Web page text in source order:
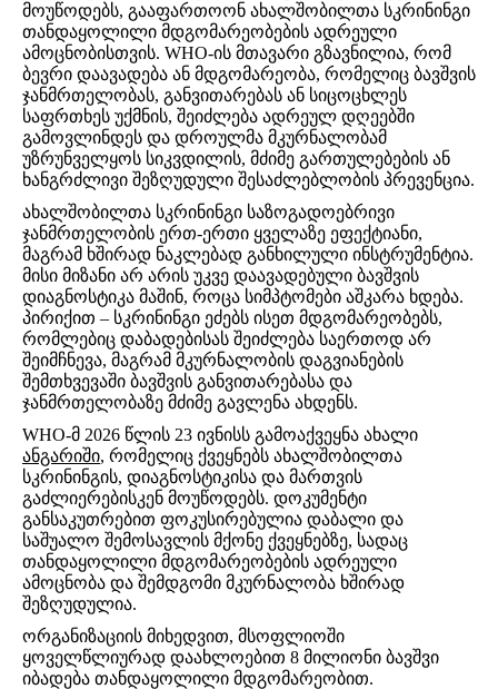
მოუწოდებს, გააფართოონ ახალშობილთა სკრინინგი
თანდაყოლილი მდგომარეობების ადრეული
ამოცნობისთვის. WHO-ის მთავარი გზავნილია, რომ
ბევრი დაავადება ან მდგომარეობა, რომელიც ბავშვის
ჯანმრთელობას, განვითარებას ან სიცოცხლეს
საფრთხეს უქმნის, შეიძლება ადრეულ დღეებში
გამოვლინდეს და დროულმა მკურნალობამ
უზრუნველყოს სიკვდილის, მძიმე გართულებების ან
ხანგრძლივი შეზღუდული შესაძლებლობის პრევენცია.
ახალშობილთა სკრინინგი საზოგადოებრივი
ჯანმრთელობის ერთ-ერთი ყველაზე ეფექტიანი,
მაგრამ ხშირად ნაკლებად განხილული ინსტრუმენტია.
მისი მიზანი არ არის უკვე დაავადებული ბავშვის
დიაგნოსტიკა მაშინ, როცა სიმპტომები აშკარა ხდება.
პირიქით – სკრინინგი ეძებს ისეთ მდგომარეობებს,
რომლებიც დაბადებისას შეიძლება საერთოდ არ
შეიმჩნევა, მაგრამ მკურნალობის დაგვიანების
შემთხვევაში ბავშვის განვითარებასა და
ჯანმრთელობაზე მძიმე გავლენა ახდენს.
WHO-მ 2026 წლის 23 ივნისს გამოაქვეყნა ახალი
ანგარიში, რომელიც ქვეყნებს ახალშობილთა
სკრინინგის, დიაგნოსტიკისა და მართვის
გაძლიერებისკენ მოუწოდებს. დოკუმენტი
განსაკუთრებით ფოკუსირებულია დაბალი და
საშუალო შემოსავლის მქონე ქვეყნებზე, სადაც
თანდაყოლილი მდგომარეობების ადრეული
ამოცნობა და შემდგომი მკურნალობა ხშირად
შეზღუდულია.
ორგანიზაციის მიხედვით, მსოფლიოში
ყოველწლიურად დაახლოებით 8 მილიონი ბავშვი
იბადება თანდაყოლილი მდგომარეობით.